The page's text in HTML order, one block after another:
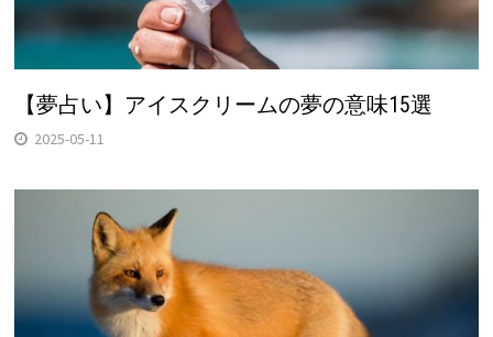
【夢占い】アイスクリームの夢の意味15選
2025-05-11